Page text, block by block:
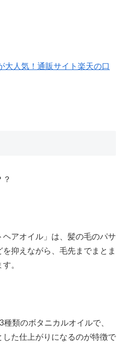
大人気！通販サイト楽天の口
アオイル」は、髪の毛のパサ
抑えながら、毛先までまとま
。
類のボタニカルオイルで、
た仕上がりになるのが特徴で